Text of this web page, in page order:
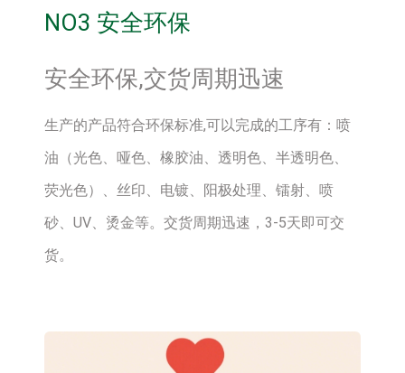
NO3 安全环保
安全环保,交货周期迅速
生产的产品符合环保标准,可以完成的工序有：喷
油（光色、哑色、橡胶油、透明色、半透明色、
荧光色）、丝印、电镀、阳极处理、镭射、喷
砂、UV、烫金等。交货周期迅速，3-5天即可交
货。